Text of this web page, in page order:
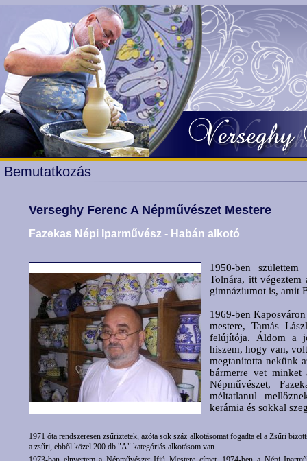
Bemutatkozás
Verseghy Ferenc A Népművészet Mestere
Fazekas Népi Iparművész - Habán alkotó
1950-ben
Tolnára, itt végeztem
gimnáziumot is, amit
1969-ben
mestere, Tamás
felújítója. Áldom a
hiszem, hogy van,
megtanította nekünk
bármerre vet
Népművészet,
méltatlanul
kerámia és sokkal
1971 óta rendszeresen zsűriztetek, azóta sok száz alkotásomat fogadta el a Zsűri
a zsűri, ebből közel 200 db "A" kategóriás alkotásom van.